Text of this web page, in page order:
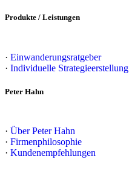
Produkte / Leistungen
· Einwanderungsratgeber
· Individuelle Strategieerstellung
Peter Hahn
· Über Peter Hahn
· Firmenphilosophie
· Kundenempfehlungen